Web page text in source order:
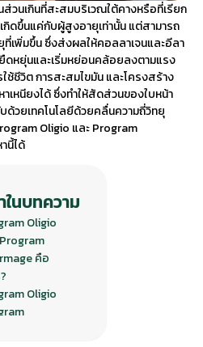
วนเกินที่สะสมบริเวณใต้คางหรือที่เรียก
กิดขึ้นแค่กับผู้สูงอายุเท่านั้น แต่สามารถ
ที่เพิ่มขึ้น ซึ่งส่งผลให้คอลลาเจนและอีลา
ดหยุ่นและเริ่มหย่อนคล้อยลงตามแรง
ช้ชีวิต การสะสมไขมัน และโครงสร้าง
เหนียงได้ ซึ่งทำให้สัดส่วนของใบหน้า
ด้วยเทคโนโลยีด้วยคลื่นความถี่วิทยุ
Oligio และ Program
นี้ได้
ในบทความ
Oligio
คือ
Oligio